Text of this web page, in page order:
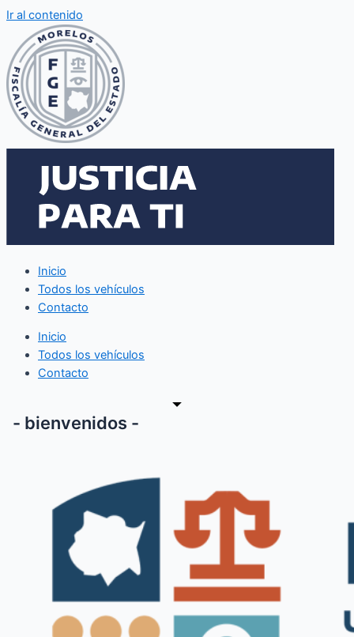
Ir al contenido
Inicio
Todos los vehículos
Contacto
Inicio
Todos los vehículos
Contacto
- bienvenidos -